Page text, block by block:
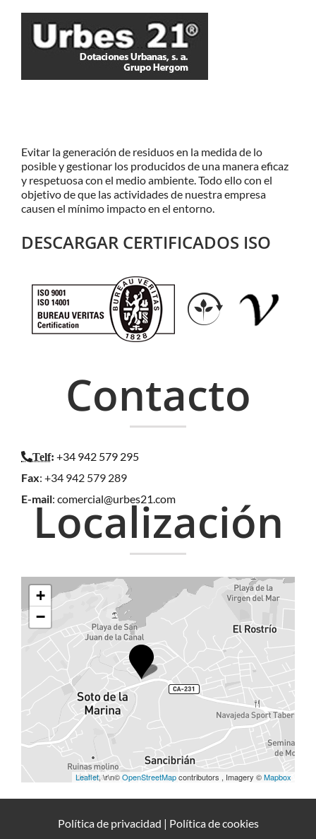
Evitar la generación de residuos en la medida de lo
posible y gestionar los producidos de una manera eficaz
y respetuosa con el medio ambiente. Todo ello con el
objetivo de que las actividades de nuestra empresa
causen el mínimo impacto en el entorno.
DESCARGAR CERTIFICADOS ISO
Localización
+
−
Leaflet, \r\n©OpenStreetMapcontributors , Imagery ©Mapbox
Contacto
Telf: +34 942 579 295
Fax: +34 942 579 289
E-mail: comercial@urbes21.com
Política de privacidad | Política de cookies